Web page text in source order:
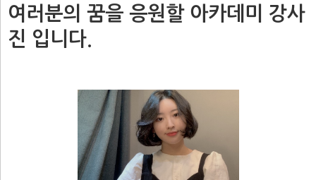
여러분의 꿈을 응원할 아카데미 강사
진 입니다.